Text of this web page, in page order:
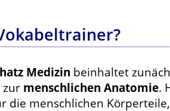
Medizin beinhaltet
zur menschlichen Anatomie.
die menschlichen